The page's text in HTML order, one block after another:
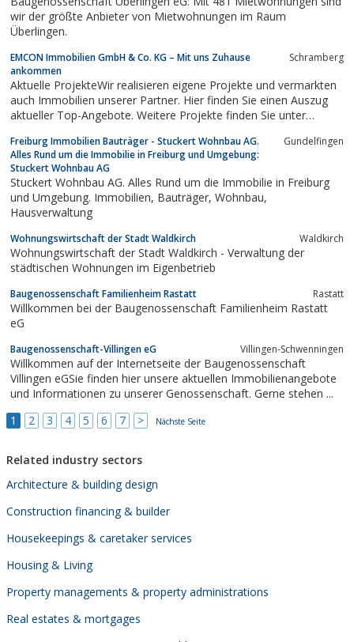
wir der größte Anbieter von Mietwohnungen im Raum
Überlingen.
EMCON Immobilien GmbH & Co. KG – Mit uns Zuhause
ankommen
Schramberg
Aktuelle ProjekteWir realisieren eigene Projekte und vermarkten
auch Immobilien unserer Partner. Hier finden Sie einen Auszug
aktueller Top-Angebote. Weitere Projekte finden Sie unter
Freiburg Immobilien Bauträger - Stuckert Wohnbau AG.
Alles Rund um die Immobilie in Freiburg und Umgebung:
Stuckert Wohnbau AG
Gundelfingen
Stuckert Wohnbau AG. Alles Rund um die Immobilie in Freiburg
und Umgebung. Immobilien, Bauträger, Wohnbau,
Hausverwaltung
Wohnungswirtschaft der Stadt Waldkirch Waldkirch
Wohnungswirtschaft der Stadt Waldkirch - Verwaltung der
städtischen Wohnungen im Eigenbetrieb
Baugenossenschaft Familienheim Rastatt Rastatt
Willkommen bei der Baugenossenschaft Familienheim Rastatt
eG
Baugenossenschaft-Villingen eG Villingen-Schwenningen
Willkommen auf der Internetseite der Baugenossenschaft
Villingen eGSie finden hier unsere aktuellen Immobilienangebote
und Informationen zu unserer Genossenschaft. Gerne stehen ...
1
2 3 4 5 6 7 > Nächste Seite
Related industry sectors
Architecture & building design
Construction financing & builder
Housekeepings & caretaker services
Housing & Living
Property managements & property administrations
Real estates & mortgages